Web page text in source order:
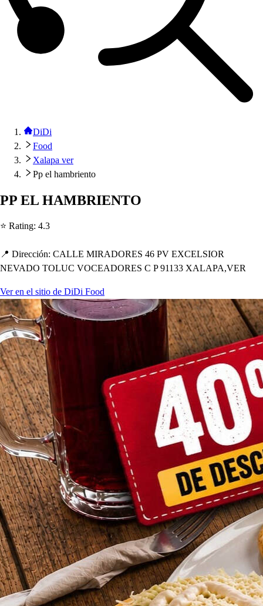
DiDi
Food
Xalapa ver
Pp el hambriento
PP EL HAMBRIENTO
⭐ Rating: 4.3
📍 Dirección: CALLE MIRADORES 46 PV EXCELSIOR
NEVADO TOLUC VOCEADORES C P 91133 XALAPA,VER
Ver en el sitio de DiDi Food